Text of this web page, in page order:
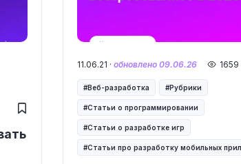
11.06.21 ·обновлено 09.06.26 1659
Веб-разработка Рубрики
Статьи о программировании
Статьи о разработке игр
Статьи про разработку мобильных